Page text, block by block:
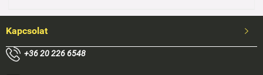
Kapcsolat 
+36 20 226 6548